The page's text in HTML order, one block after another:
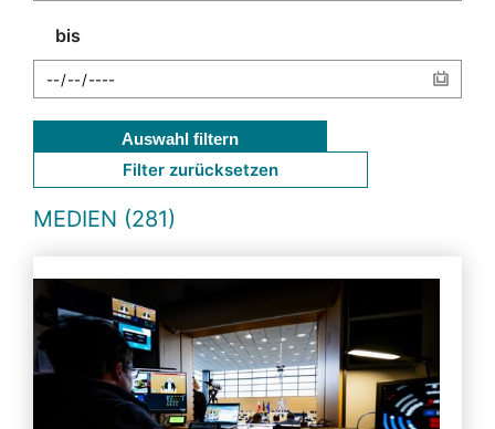
bis
Auswahl filtern
Filter zurücksetzen
MEDIEN (281)